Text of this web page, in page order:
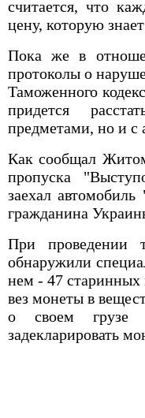
считается, что
цену, которую
Пока же в
протоколы о
Таможенного
придется
предметами, но и с
Как сообщал
пропуска
заехал
гражданина
При проведении
обнаружили
нем - 47
вез монеты в
о своем грузе
задекларировать